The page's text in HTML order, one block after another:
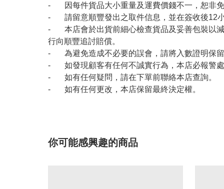
- 因每件貨品大小重量及運費價錢不一，恕非免
- 請留意順豐發出之取件信息，並在簽收後12
- 本店會於出貨前細心檢查貨品及妥善包裝以減
行向順豐追討賠償。
- 為避免造成不必要的誤會，請將入數證明保留
- 如發現顧客有任何不誠實行為，本店必報警
- 如有任何疑問，請在下單前聯絡本店查詢。
- 如有任何更改，本店保留最終決定權。
你可能感興趣的商品